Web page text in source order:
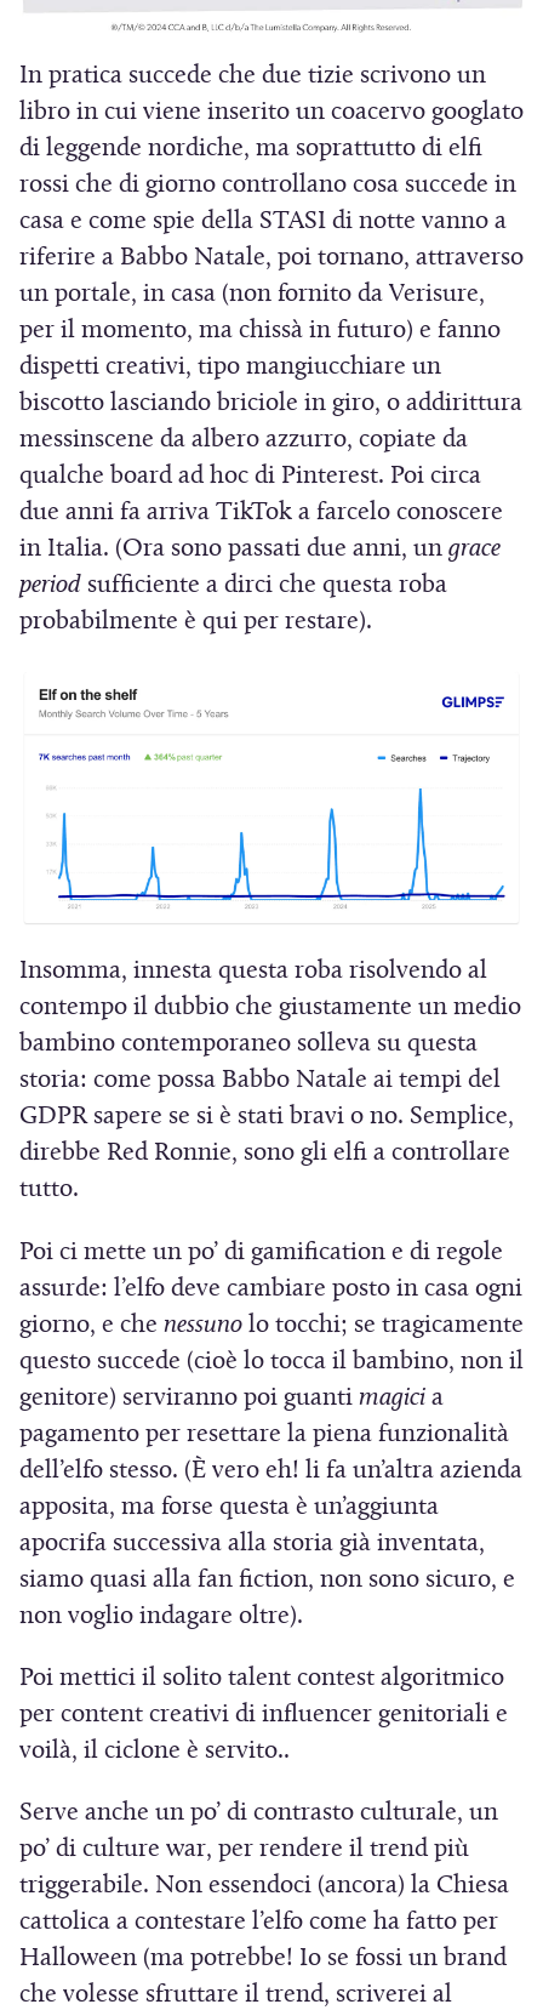
In pratica succede che due tizie scrivono un
libro in cui viene inserito un coacervo googlato
di leggende nordiche, ma soprattutto di elfi
rossi che di giorno controllano cosa succede in
casa e come spie della STASI di notte vanno a
riferire a Babbo Natale, poi tornano, attraverso
un portale, in casa (non fornito da Verisure,
per il momento, ma chissà in futuro) e fanno
dispetti creativi, tipo mangiucchiare un
biscotto lasciando briciole in giro, o addirittura
messinscene da albero azzurro, copiate da
qualche board ad hoc di Pinterest. Poi circa
due anni fa arriva TikTok a farcelo conoscere
in Italia. (Ora sono passati due anni, un grace
period sufficiente a dirci che questa roba
probabilmente è qui per restare).
Insomma, innesta questa roba risolvendo al
contempo il dubbio che giustamente un medio
bambino contemporaneo solleva su questa
storia: come possa Babbo Natale ai tempi del
GDPR sapere se si è stati bravi o no. Semplice,
direbbe Red Ronnie, sono gli elfi a controllare
tutto.
Poi ci mette un po’ di gamification e di regole
assurde: l’elfo deve cambiare posto in casa ogni
giorno, e che nessuno lo tocchi; se tragicamente
questo succede (cioè lo tocca il bambino, non il
genitore) serviranno poi guanti magici a
pagamento per resettare la piena funzionalità
dell’elfo stesso. (È vero eh! li fa un’altra azienda
apposita, ma forse questa è un’aggiunta
apocrifa successiva alla storia già inventata,
siamo quasi alla fan fiction, non sono sicuro, e
non voglio indagare oltre).
Poi mettici il solito talent contest algoritmico
per content creativi di influencer genitoriali e
voilà, il ciclone è servito..
Serve anche un po’ di contrasto culturale, un
po’ di culture war, per rendere il trend più
triggerabile. Non essendoci (ancora) la Chiesa
cattolica a contestare l’elfo come ha fatto per
Halloween (ma potrebbe! Io se fossi un brand
che volesse sfruttare il trend, scriverei al